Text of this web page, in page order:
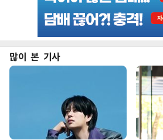
많이 본 기사